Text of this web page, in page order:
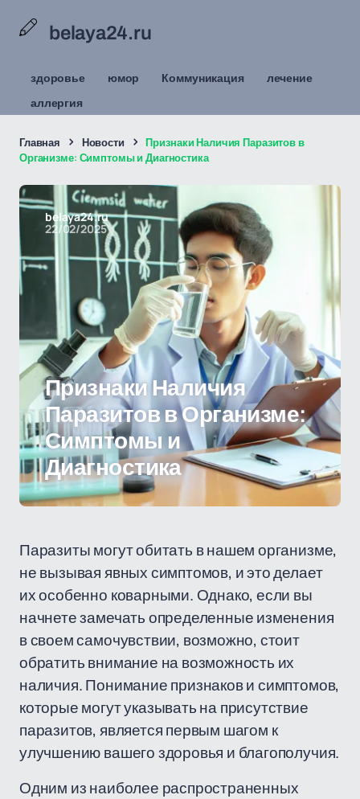
belaya24.ru
здоровье юмор Коммуникация
лечение
аллергия
Главная Новости
Признаки Наличия Паразитов в
Организме: Симптомы и Диагностика
belaya24.ru
22/02/2025
Признаки Наличия
Паразитов в Организме:
Симптомы и
Диагностика
Паразиты могут обитать в нашем организме,
не вызывая явных симптомов, и это делает
их особенно коварными. Однако, если вы
начнете замечать определенные изменения
в своем самочувствии, возможно, стоит
обратить внимание на возможность их
наличия. Понимание признаков и симптомов,
которые могут указывать на присутствие
паразитов, является первым шагом к
улучшению вашего здоровья и благополучия.
Одним из наиболее распространенных